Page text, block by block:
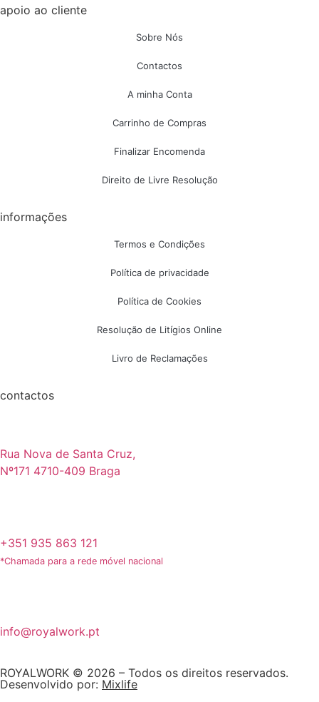
apoio ao cliente
Sobre Nós
Contactos
A minha Conta
Carrinho de Compras
Finalizar Encomenda
Direito de Livre Resolução
informações
Termos e Condições
Política de privacidade
Política de Cookies
Resolução de Litígios Online
Livro de Reclamações
contactos
Rua Nova de Santa Cruz,
Nº171 4710-409 Braga
+351 935 863 121
*Chamada para a rede móvel nacional
info@royalwork.pt
ROYALWORK © 2026 – Todos os direitos reservados.
Desenvolvido por: Mixlife